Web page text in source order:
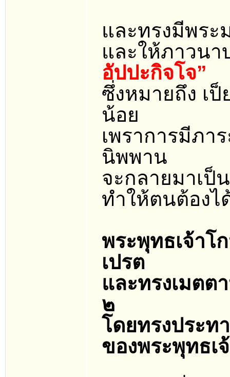
และทรงมีพร
และให้ภาวน
อัปปะกิจโจ”
ซึ่งหมายถึง เ
น้อย
เพราการมีภา
นิพพาน
จะกลายมาเป็
ทำให้ตนต้อง
พระพุทธเจ้าโ
เปรต
และทรงเมตต
๒
โดยทรงประท
ของพระพุทธเ